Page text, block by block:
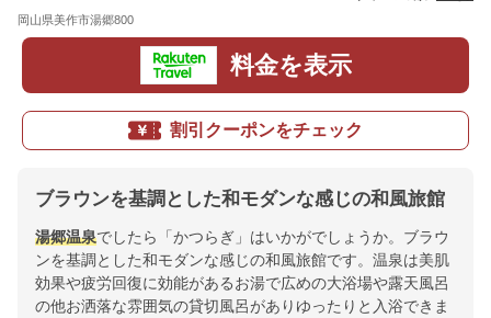
岡山県美作市湯郷800
料金を表示
割引クーポンをチェック
ブラウンを基調とした和モダンな感じの和風旅館
湯郷温泉でしたら「かつらぎ」はいかがでしょうか。ブラウ
ンを基調とした和モダンな感じの和風旅館です。温泉は美肌
効果や疲労回復に効能があるお湯で広めの大浴場や露天風呂
の他お洒落な雰囲気の貸切風呂がありゆったりと入浴できま